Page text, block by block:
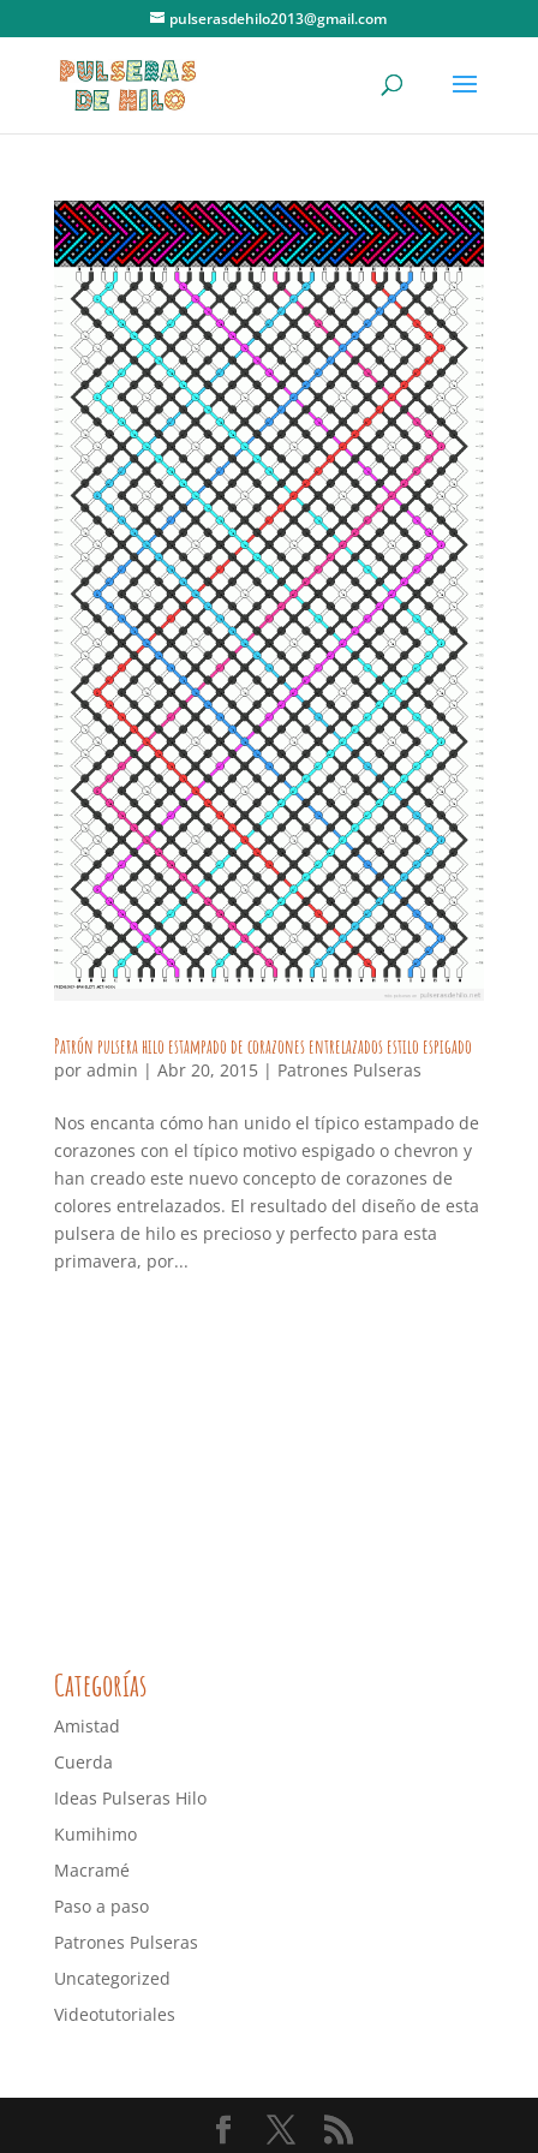
pulserasdehilo2013@gmail.com
Patrón pulsera hilo estampado de corazones entrelazados estilo espigado
por admin | Abr 20, 2015| Patrones Pulseras
Nos encanta cómo han unido el típico estampado de
corazones con el típico motivo espigado o chevron y
han creado este nuevo concepto de corazones de
colores entrelazados. El resultado del diseño de esta
pulsera de hilo es precioso y perfecto para esta
primavera, por...
Categorías
Amistad
Cuerda
Ideas Pulseras Hilo
Kumihimo
Macramé
Paso a paso
Patrones Pulseras
Uncategorized
Videotutoriales